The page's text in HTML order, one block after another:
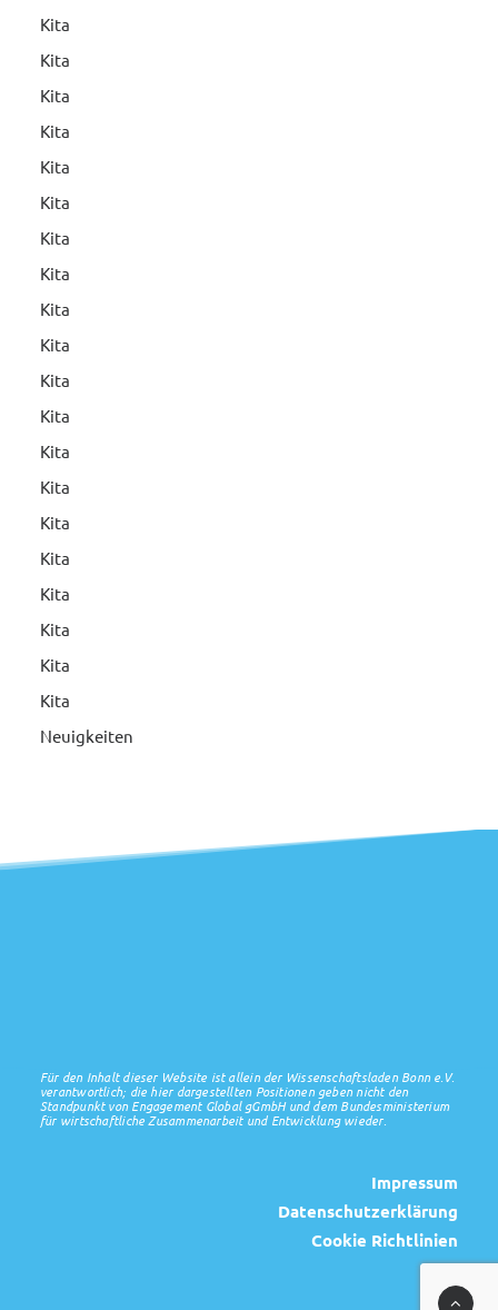
Kita
Kita
Kita
Kita
Kita
Kita
Kita
Kita
Kita
Kita
Kita
Kita
Kita
Kita
Kita
Kita
Kita
Kita
Kita
Kita
Neuigkeiten
Für den Inhalt dieser Website ist allein der Wissenschaftsladen Bonn e.V.
verantwortlich; die hier dargestellten Positionen geben nicht den
Standpunkt von Engagement Global gGmbH und dem Bundesministerium
für wirtschaftliche Zusammenarbeit und Entwicklung wieder.
Impressum
Datenschutzerklärung
Cookie Richtlinien